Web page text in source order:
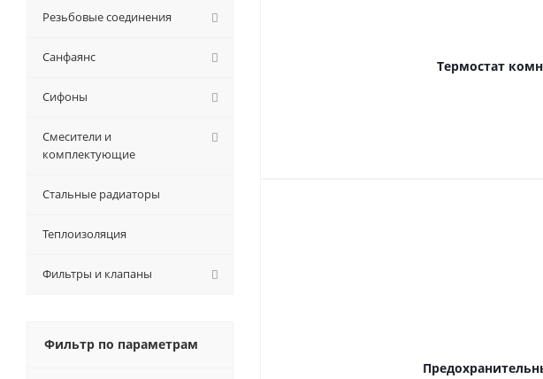
Термостат
Резьбовые соединения
Санфаянс
Сифоны
Смесители и
комплектующие
Стальные радиаторы
Теплоизоляция
Фильтры и клапаны
Фильтр по параметрам